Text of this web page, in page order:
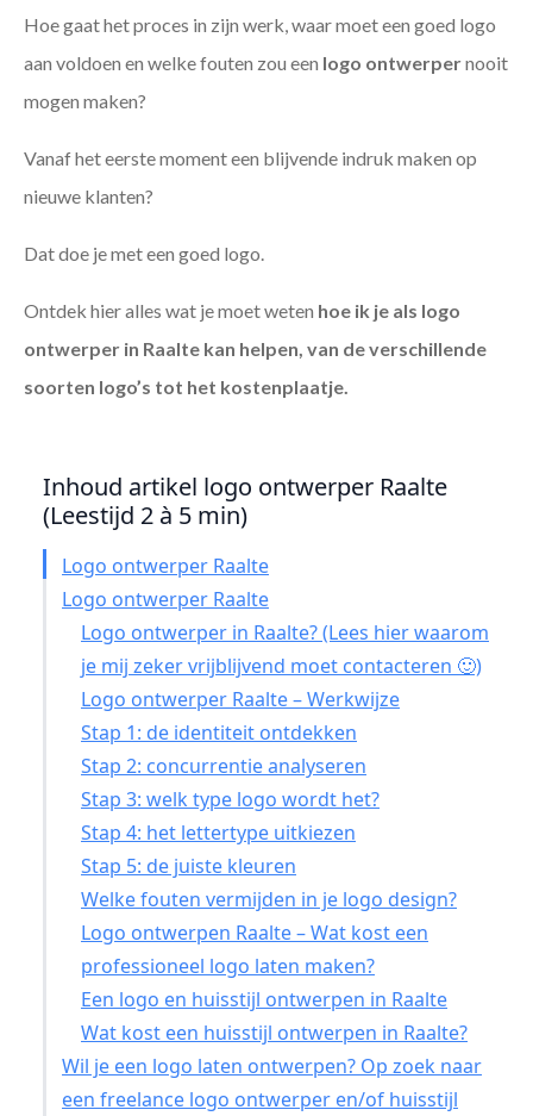
Hoe gaat het proces in zijn werk, waar moet een goed logo
aan voldoen en welke fouten zou een logo ontwerpernooit
mogen maken?
Vanaf het eerste moment een blijvende indruk maken op
nieuwe klanten?
Dat doe je met een goed logo.
Ontdek hier alles wat je moet weten hoe ik je als logo
ontwerper in Raalte kan helpen, van de verschillende
soorten logo’s tot het kostenplaatje.
Inhoud artikel logo ontwerper Raalte
(Leestijd 2 à 5 min)
Logo ontwerper Raalte
Logo ontwerper Raalte
Logo ontwerper in Raalte? (Lees hier waarom
je mij zeker vrijblijvend moet contacteren 🙂)
Logo ontwerper Raalte – Werkwijze
Stap 1: de identiteit ontdekken
Stap 2: concurrentie analyseren
Stap 3: welk type logo wordt het?
Stap 4: het lettertype uitkiezen
Stap 5: de juiste kleuren
Welke fouten vermijden in je logo design?
Logo ontwerpen Raalte – Wat kost een
professioneel logo laten maken?
Een logo en huisstijl ontwerpen in Raalte
Wat kost een huisstijl ontwerpen in Raalte?
Wil je een logo laten ontwerpen? Op zoek naar
een freelance logo ontwerper en/of huisstijl